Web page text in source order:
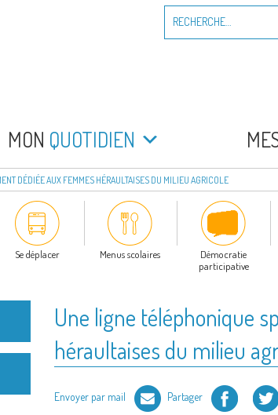
pour
MON QUOTIDIEN
DÉDIÉE AUX FEMMES HÉRAULTAISES DU MILIEU AGRICOLE
Se déplacer Menus scolaires
Démocratie
participative
Une ligne téléphonique
héraultaises du milieu
Envoyer par mail Partager Facebook